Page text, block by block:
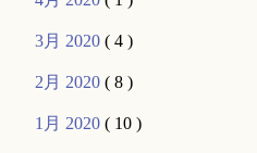
3月 2020( 4 )
2月 2020( 8 )
1月 2020( 10 )